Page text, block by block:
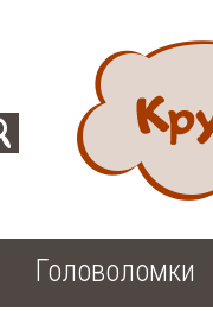
Головоломки